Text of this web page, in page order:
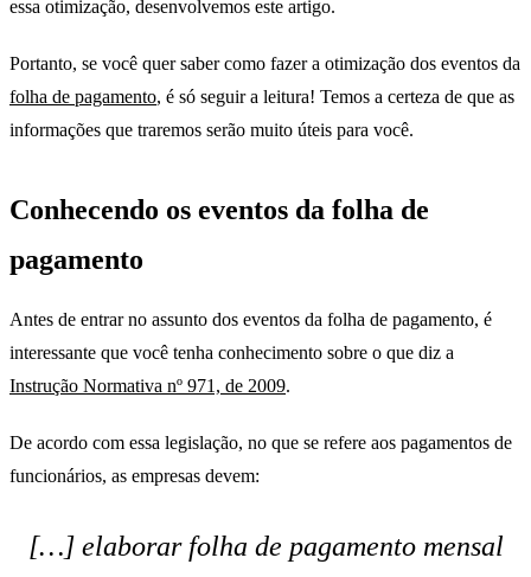
essa otimização, desenvolvemos este artigo.
Portanto, se você quer saber como fazer a otimização dos eventos da
folha de pagamento, é só seguir a leitura! Temos a certeza de que as
informações que traremos serão muito úteis para você.
Conhecendo os eventos da folha de
pagamento
Antes de entrar no assunto dos eventos da folha de pagamento, é
interessante que você tenha conhecimento sobre o que diz a
Instrução Normativa nº 971, de 2009.
De acordo com essa legislação, no que se refere aos pagamentos de
funcionários, as empresas devem:
[…] elaborar folha de pagamento mensal